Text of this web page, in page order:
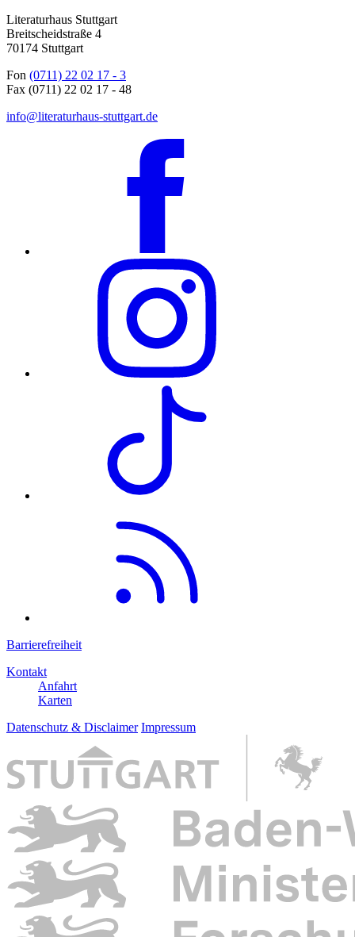
Literaturhaus Stuttgart
Breitscheidstraße 4
70174 Stuttgart
Fon (0711) 22 02 17 - 3
Fax (0711) 22 02 17 - 48
info@literaturhaus-stuttgart.de
Barrierefreiheit
Kontakt
Anfahrt
Karten
Datenschutz & Disclaimer Impressum